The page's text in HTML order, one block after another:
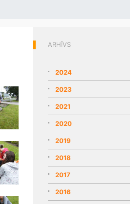
ARHĪVS
2024
2023
2021
2020
2019
2018
2017
2016